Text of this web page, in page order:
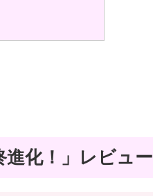
進化！」レビュー